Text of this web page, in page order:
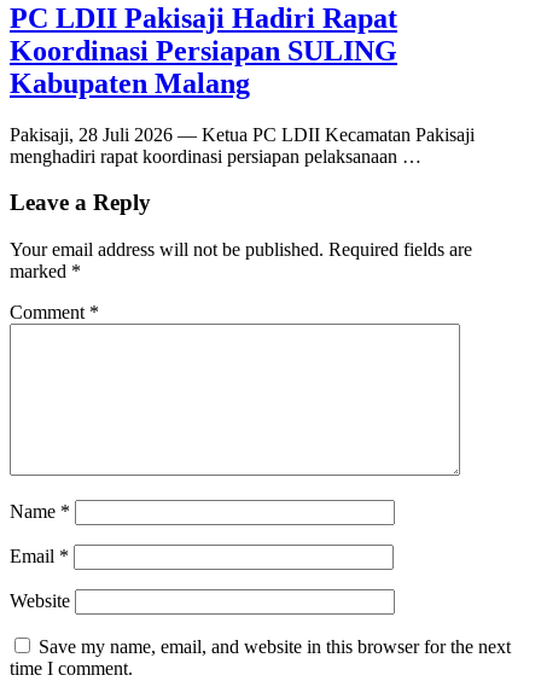
PC LDII Pakisaji Hadiri Rapat
Koordinasi Persiapan SULING
Kabupaten Malang
Pakisaji, 28 Juli 2026 — Ketua PC LDII Kecamatan Pakisaji
menghadiri rapat koordinasi persiapan pelaksanaan …
Leave a Reply
Your email address will not be published. Required fields are
marked *
Comment *
Name *
Email *
Website
Save my name, email, and website in this browser for the next
time I comment.